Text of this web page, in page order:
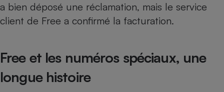
a bien déposé une réclamation, mais le service
client de Free a confirmé la facturation.
Free et les numéros spéciaux, une
longue histoire
Antivirus